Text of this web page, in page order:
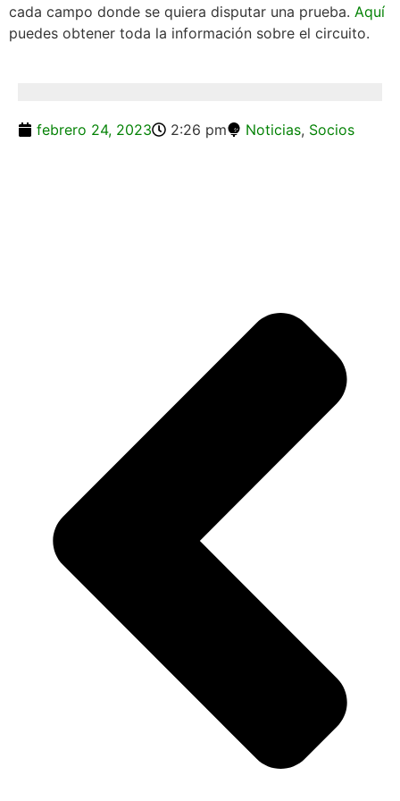
cada campo donde se quiera disputar una prueba. Aquí
puedes obtener toda la información sobre el circuito.
febrero 24, 2023 2:26 pm Noticias, Socios